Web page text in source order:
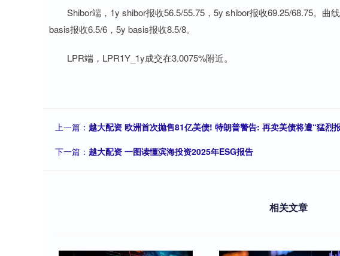
Shibor端，1y shibor报收56.5/55.75，5y shibor报收69.25/68.75。曲
basis报收6.5/6，5y basis报收8.5/8。
LPR端，LPR1Y_1y成交在3.0075%附近。
上一篇： 越大配资 欧洲首次抛售81亿美债! 特朗普警告: 再卖美债将遭“猛烈
下一篇： 越大配资 一图读懂滨海投资2025年ESG报告
相关文章